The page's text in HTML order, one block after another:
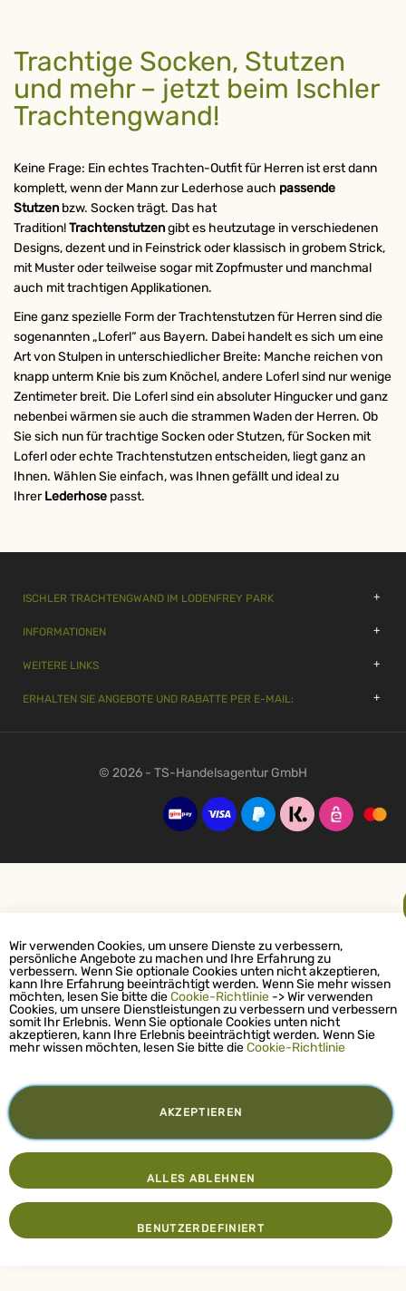
Trachtige Socken, Stutzen
und mehr – jetzt beim Ischler
Trachtengwand!
Keine Frage: Ein echtes Trachten-Outfit für Herren ist erst dann
komplett, wenn der Mann zur Lederhose auch passende
Stutzen bzw. Socken trägt. Das hat
Tradition!Trachtenstutzengibt es heutzutage in verschiedenen
Designs, dezent und in Feinstrick oder klassisch in grobem Strick,
mit Muster oder teilweise sogar mit Zopfmuster und manchmal
auch mit trachtigen Applikationen.
Eine ganz spezielle Form der Trachtenstutzen für Herren sind die
sogenannten „Loferl“ aus Bayern. Dabei handelt es sich um eine
Art von Stulpen in unterschiedlicher Breite: Manche reichen von
knapp unterm Knie bis zum Knöchel, andere Loferl sind nur wenige
Zentimeter breit. Die Loferl sind ein absoluter Hingucker und ganz
nebenbei wärmen sie auch die strammen Waden der Herren. Ob
Sie sich nun für trachtige Socken oder Stutzen, für Socken mit
Loferl oder echte Trachtenstutzen entscheiden, liegt ganz an
Ihnen. Wählen Sie einfach, was Ihnen gefällt und ideal zu
IhrerLederhose passt.
ISCHLER TRACHTENGWAND IM LODENFREY PARK
INFORMATIONEN
WEITERE LINKS
ERHALTEN SIE ANGEBOTE UND RABATTE PER E-MAIL:
© 2026 - TS-Handelsagentur GmbH
Wir verwenden Cookies, um unsere Dienste zu verbessern,
persönliche Angebote zu machen und Ihre Erfahrung zu
verbessern. Wenn Sie optionale Cookies unten nicht akzeptieren,
kann Ihre Erfahrung beeinträchtigt werden. Wenn Sie mehr wissen
möchten, lesen Sie bitte dieCookie-Richtlinie -> Wir verwenden
Cookies, um unsere Dienstleistungen zu verbessern und verbessern
somit Ihr Erlebnis. Wenn Sie optionale Cookies unten nicht
akzeptieren, kann Ihre Erlebnis beeinträchtigt werden. Wenn Sie
mehr wissen möchten, lesen Sie bitte dieCookie-Richtlinie
AKZEPTIEREN
BENUTZERDEFINIERT
ALLES ABLEHNEN